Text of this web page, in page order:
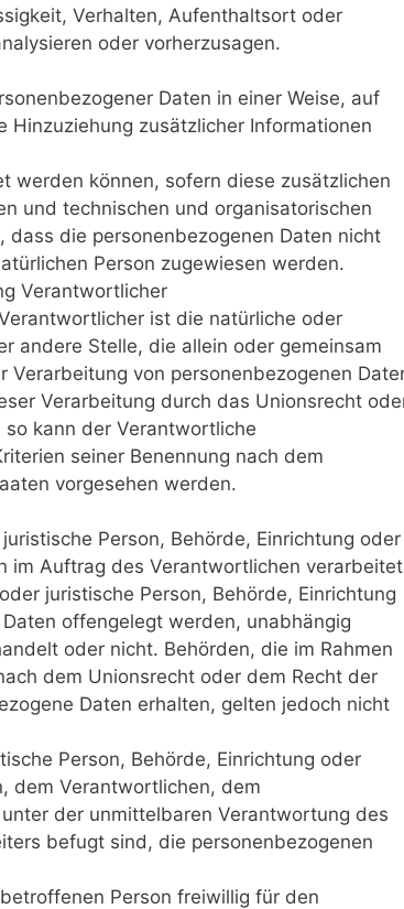
Verhalten, Aufenthaltsort oder
oder vorherzusagen.
Daten in einer Weise, auf
zusätzlicher Informationen
werden können, sofern diese zusätzlichen
und technischen und organisatorischen
die personenbezogenen Daten nicht
Person zugewiesen werden.
Verantwortlicher
ist die natürliche oder
andere Stelle, die allein oder gemeinsam
von personenbezogenen
Verarbeitung durch das Unionsrecht
kann der Verantwortliche
seiner Benennung nach dem
vorgesehen werden.
Person, Behörde, Einrichtung oder
im Auftrag des Verantwortlichen
juristische Person, Behörde, Einrichtung
offengelegt werden, unabhängig
oder nicht. Behörden, die im Rahmen
dem Unionsrecht oder dem Recht der
Daten erhalten, gelten jedoch nicht
Person, Behörde, Einrichtung oder
dem Verantwortlichen, dem
der unmittelbaren Verantwortung des
befugt sind, die personenbezogenen
Person freiwillig für den